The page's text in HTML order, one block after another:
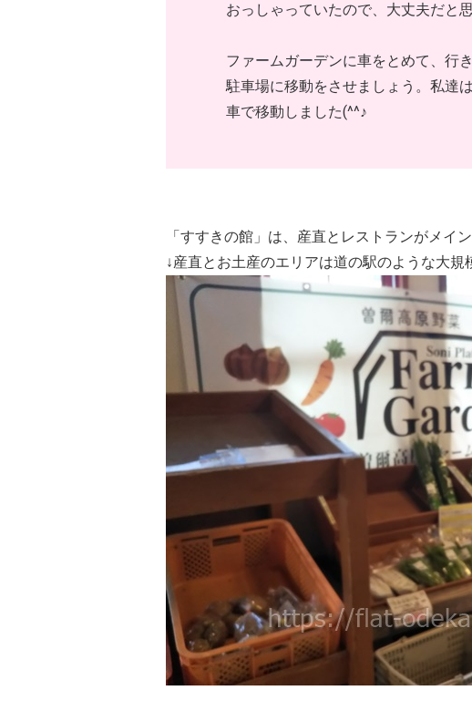
おっしゃっていたので、大丈夫だと思
ファームガーデンに車をとめて、行
駐車場に移動をさせましょう。私達
車で移動しました(^^♪
「すすきの館」は、産直とレストランがメイン
↓産直とお土産のエリアは道の駅のような大規